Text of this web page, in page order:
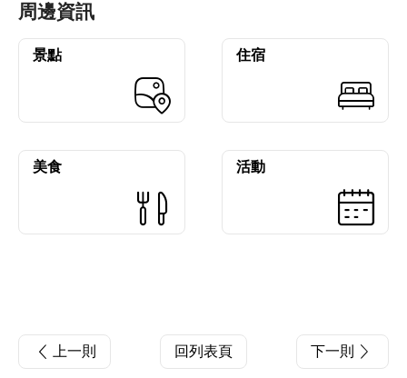
周邊資訊
景點 住宿
美食 活動
上一則 回列表頁 下一則